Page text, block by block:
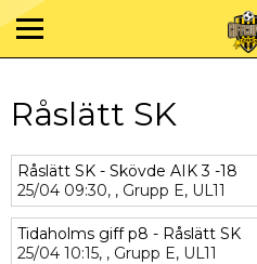
Råslätt SK
Råslätt SK - Skövde AIK 3 -18
25/04 09:30, , Grupp E, UL11
Tidaholms giff p8 - Råslätt SK
25/04 10:15, , Grupp E, UL11